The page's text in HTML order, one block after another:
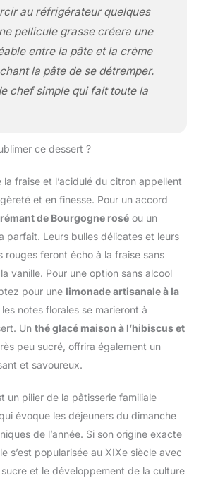
au réfrigérateur quelques
pellicule grasse créera une
entre la pâte et la crème
la pâte de se détremper.
chef simple qui fait toute la
ce dessert ?
fraise et l’acidulé du citron appellent
et en finesse. Pour un accord
de Bourgogne rosé ou un
parfait. Leurs bulles délicates et leurs
rouges feront écho à la fraise sans
vanille. Pour une option sans alcool
pour une limonade artisanale à la
les notes florales se marieront à
Un thé glacé maison à l’hibiscus et
très peu sucré, offrira également un
et savoureux.
un pilier de la pâtisserie familiale
évoque les déjeuners du dimanche
de l’année. Si son origine exacte
s’est popularisée au XIXe siècle avec
et le développement de la culture